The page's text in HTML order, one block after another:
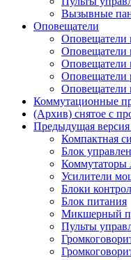
Вызывные
Оповещатели
Оповещатели
Оповещатели
Оповещатели
Оповещатели
Оповещатели
Коммутационные
(Архив) снятое с
Предыдущая версия
Компактная
Блок
Коммутаторы
Усилители
Блоки
Блок питания
Микшерный
Пульты